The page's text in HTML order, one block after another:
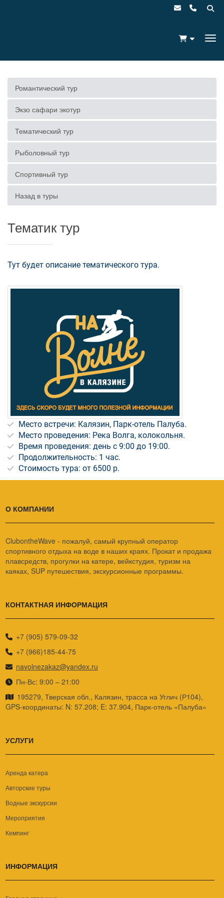
Романтический тур
Экзо сафари экотур
Тематический тур
Рыболовный тур
Спортивный тур
Назад в туры
Тематик тур
Тут будет описание тематического тура.
Место встречи: Калязин, Парк-отель Палуба.
Место проведения: Река Волга, колокольня.
Время проведения: день с 9:00 до 19:00.
Продолжительность: 1 час.
Стоимость тура: от 6500 р.
О КОМПАНИИ
ClubontheWave - пожалуй, самый крупный оператор
спортивного отдыха на воде в наших краях. Прокат и продажа
плавсредств, прогулки на катере, вейкстудия, туризм на
каяках, SUP путешествия, экскурсионные программы.
КОНТАКТНАЯ ИНФОРМАЦИЯ
+7 (905) 579-09-32
+7 (966)185-44-75
navolnezakaz@yandex.ru
Пн-Вс: 9:00 – 21:00
195279, Тверская обл., Калязин, трасса на Углич (Р104),
GPS-координаты: N: 57.208; E: 37.904, Парк-отель «Палуба»
УСЛУГИ
Аренда катера
Авторские туры
Водные экскурсии
Мероприятия
Кемпинг
ИНФОРМАЦИЯ